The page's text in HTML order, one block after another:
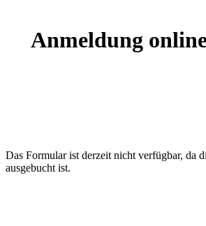
Anmeldung
Das Formular ist derzeit nicht verfügbar, da
ausgebucht ist.